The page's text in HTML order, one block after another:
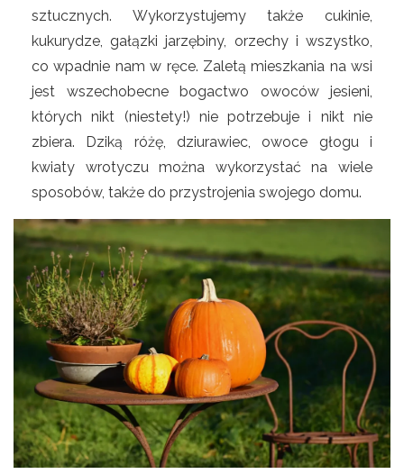
sztucznych. Wykorzystujemy także cukinie,
kukurydze, gałązki jarzębiny, orzechy i wszystko,
co wpadnie nam w ręce. Zaletą mieszkania na wsi
jest wszechobecne bogactwo owoców jesieni,
których nikt (niestety!) nie potrzebuje i nikt nie
zbiera. Dziką różę, dziurawiec, owoce głogu i
kwiaty wrotyczu można wykorzystać na wiele
sposobów, także do przystrojenia swojego domu.